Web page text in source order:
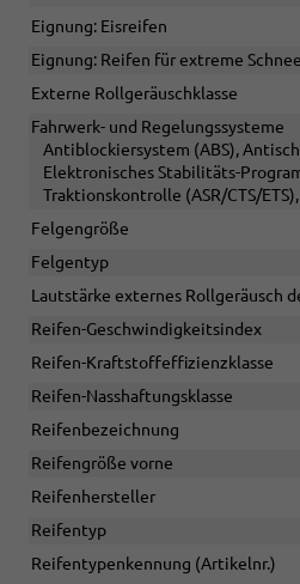
Eignung: Eisreifen
Eignung: Reifen für extreme
Externe Rollgeräuschklasse
Fahrwerk- und Regelungssysteme
Antiblockiersystem (ABS),
Elektronisches Stabilitäts-
Traktionskontrolle (ASR/CTS/
Felgengröße
Felgentyp
Lautstärke externes Rollgeräusch
Reifen-Geschwindigkeitsindex
Reifen-Kraftstoffeffizienzklasse
Reifen-Nasshaftungsklasse
Reifenbezeichnung
Reifengröße vorne
Reifenhersteller
Reifentyp
Reifentypenkennung (Artikelnr.)